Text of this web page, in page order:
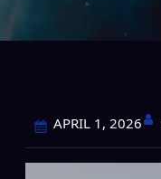
APRIL 1, 2026